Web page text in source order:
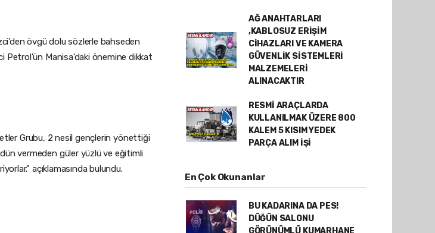
övgü dolu sözlerle bahseden
Petrol’ün Manisa’daki önemine dikkat
Grubu, 2 nesil gençlerin yönettiği
vermeden güler yüzlü ve eğitimli
açıklamasında bulundu.
AĞ ANAHTARLARI
,KABLOSUZ ERİŞİM
CİHAZLARI VE KAMERA
GÜVENLİK SİSTEMLERİ
MALZEMELERİ
ALINACAKTIR
RESMİ ARAÇLARDA
KULLANILMAK ÜZERE 800
KALEM 5 KISIM YEDEK
PARÇA ALIM İŞİ
En Çok Okunanlar
BU KADARINA DA PES!
DÜĞÜN SALONU
GÖRÜNÜMLÜ KUMARHANE